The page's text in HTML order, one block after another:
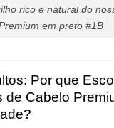
rico e natural do
em preto #1B
Por que
de Cabelo